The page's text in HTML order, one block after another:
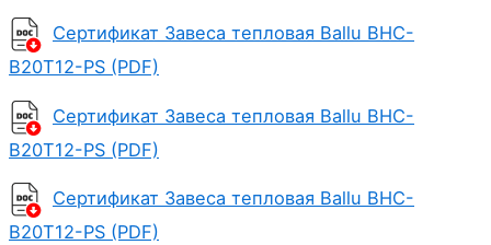
Сертификат Завеса тепловая Ballu BHC-
B20T12-PS (PDF)
Сертификат Завеса тепловая Ballu BHC-
B20T12-PS (PDF)
Сертификат Завеса тепловая Ballu BHC-
B20T12-PS (PDF)